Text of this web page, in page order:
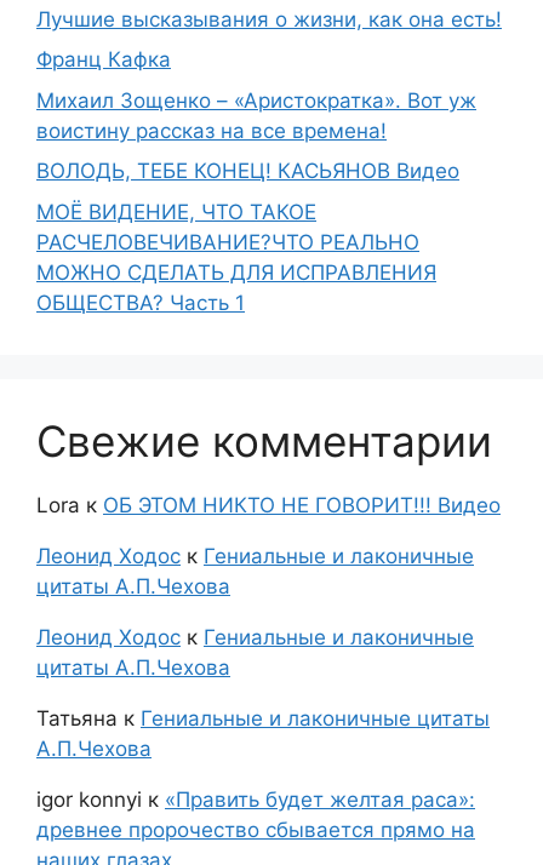
Лучшие высказывания о жизни, как она есть!
Франц Кафка
Михаил Зощенко – «Аристократка». Вот уж
воистину рассказ на все времена!
ВОЛОДЬ, ТЕБЕ КОНЕЦ! КАСЬЯНОВ Видео
МОЁ ВИДЕНИЕ, ЧТО ТАКОЕ
РАСЧЕЛОВЕЧИВАНИЕ?ЧТО РЕАЛЬНО
МОЖНО СДЕЛАТЬ ДЛЯ ИСПРАВЛЕНИЯ
ОБЩЕСТВА? Часть 1
Свежие комментарии
Lora к ОБ ЭТОМ НИКТО НЕ ГОВОРИТ!!! Видео
Леонид Ходос к Гениальные и лаконичные
цитаты А.П.Чехова
Леонид Ходос к Гениальные и лаконичные
цитаты А.П.Чехова
Татьяна к Гениальные и лаконичные цитаты
А.П.Чехова
igor konnyi к «Править будет желтая раса»:
древнее пророчество сбывается прямо на
наших глазах